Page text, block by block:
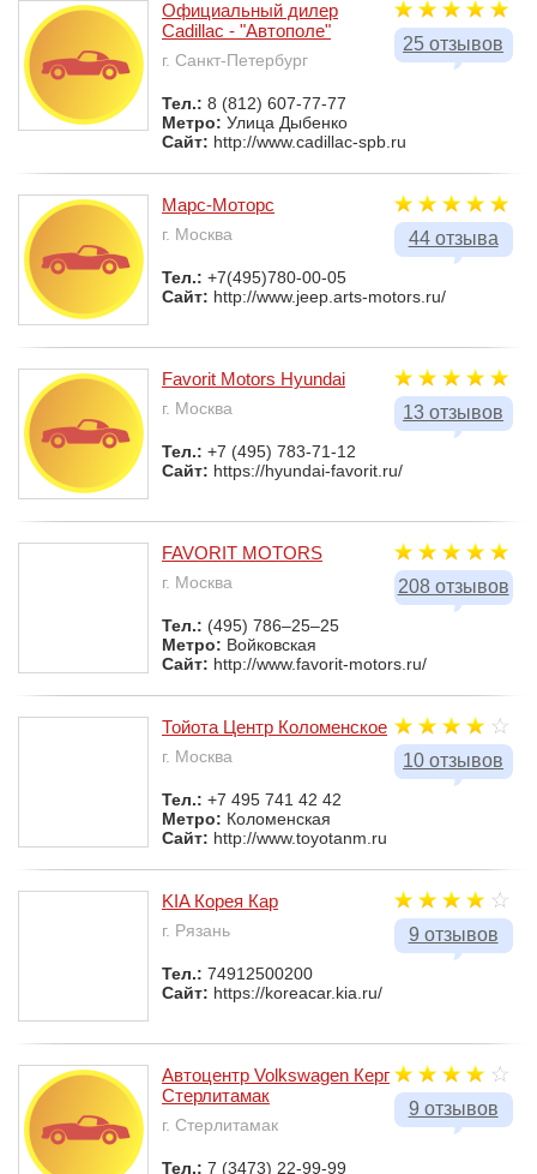
25 отзывов
Официальный дилер
Cadillac - "Автополе"
г. Санкт-Петербург
Тел.: 8 (812) 607-77-77
Метро: Улица Дыбенко
Сайт: http://www.cadillac-spb.ru
44 отзыва
Марс-Моторс
г. Москва
Тел.: +7(495)780-00-05
Сайт: http://www.jeep.arts-motors.ru/
13 отзывов
Favorit Motors Hyundai
г. Москва
Тел.: +7 (495) 783-71-12
Сайт: https://hyundai-favorit.ru/
208 отзывов
FAVORIT MOTORS
г. Москва
Тел.: (495) 786–25–25
Метро: Войковская
Сайт: http://www.favorit-motors.ru/
10 отзывов
Тойота Центр Коломенское
г. Москва
Тел.: +7 495 741 42 42
Метро: Коломенская
Сайт: http://www.toyotanm.ru
9 отзывов
KIA Корея Кар
г. Рязань
Тел.: 74912500200
Сайт: https://koreacar.kia.ru/
9 отзывов
Автоцентр Volkswagen Керг
Стерлитамак
г. Стерлитамак
Тел.: 7 (3473) 22-99-99